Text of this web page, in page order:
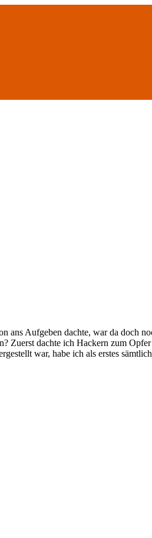
Aufgeben dachte, war da doch
Zuerst dachte ich Hackern zum
war, habe ich als erstes